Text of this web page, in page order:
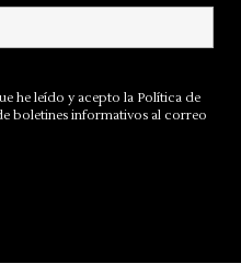
he leído y acepto la Política de
boletines informativos al correo